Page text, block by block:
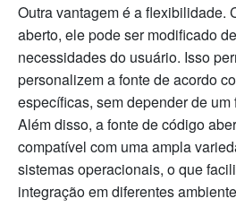
Outra vantagem é a flexibilidade.
aberto, ele pode ser modificado
necessidades do usuário. Isso
personalizem a fonte de acordo
específicas, sem depender de um
Além disso, a fonte de código
compatível com uma ampla
sistemas operacionais, o que
integração em diferentes